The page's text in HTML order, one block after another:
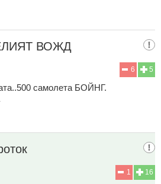
ВОЖД
5
6
самолета БОЙНГ.
16
1